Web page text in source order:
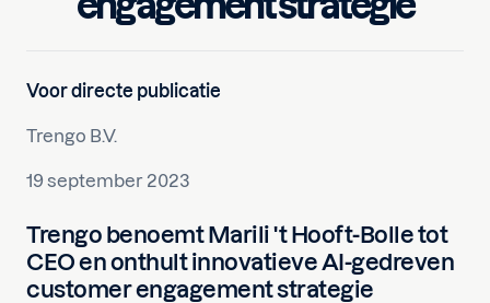
Voor directe publicatie
Trengo B.V.
19 september 2023
Trengo benoemt Marili 't Hooft-Bolle tot
CEO en onthult innovatieve AI-gedreven
customer engagement strategie